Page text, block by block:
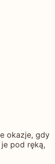
okazje, gdy
pod ręką,